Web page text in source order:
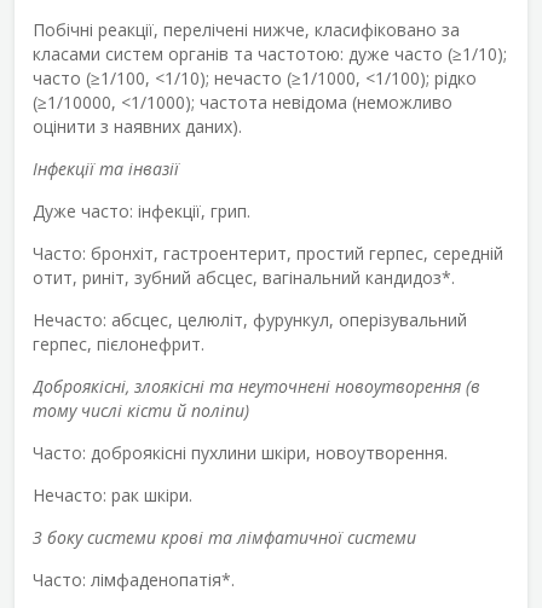
Побічні реакції, перелічені нижче, класифіковано за
класами систем органів та частотою: дуже часто (≥1/10);
часто (≥1/100, <1/10); нечасто (≥1/1000, <1/100); рідко
(≥1/10000, <1/1000); частота невідома (неможливо
оцінити з наявних даних).
Інфекції та інвазії
Дуже часто: інфекції, грип.
Часто: бронхіт, гастроентерит, простий герпес, середній
отит, риніт, зубний абсцес, вагінальний кандидоз*.
Нечасто: абсцес, целюліт, фурункул, оперізувальний
герпес, пієлонефрит.
Доброякісні, злоякісні та неуточнені новоутворення (в
тому числі кісти й поліпи)
Часто: доброякісні пухлини шкіри, новоутворення.
Нечасто: рак шкіри.
З боку системи крові та лімфатичної системи
Часто: лімфаденопатія*.